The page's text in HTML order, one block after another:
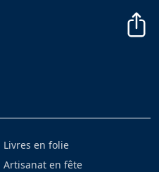
Livres en folie
Artisanat en fête